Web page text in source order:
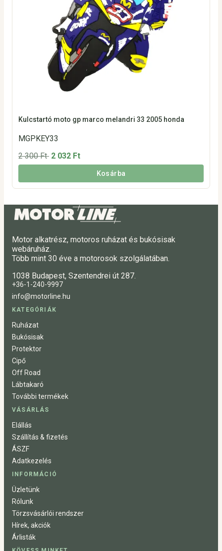
Kulcstartó moto gp marco melandri 33 2005 honda
MGPKEY33
2 300 Ft 2 032 Ft
Kosárba
Motor alkatrész, motoros ruházat és bukósisak
webáruház.
Több mint 30 éve a motorosok szolgálatában.
1038 Budapest, Szentendrei út 287.
+36-1-240-9997
info@motorline.hu
KATEGÓRIÁK
Ruházat
Bukósisak
Protektor
Cipő
Off Road
Lábtakaró
További termékek
VÁSÁRLÁS
Elállás
Szállítás & fizetés
ÁSZF
Adatkezelés
INFORMÁCIÓ
Üzletünk
Rólunk
Törzsvásárlói rendszer
Hírek, akciók
Árlisták